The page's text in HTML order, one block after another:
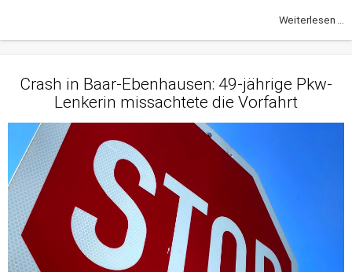
Weiterlesen ...
Crash in Baar-Ebenhausen: 49-jährige Pkw-
Lenkerin missachtete die Vorfahrt